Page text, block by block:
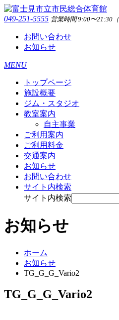
049-251-5555 営業時間 9:00〜21:30
お問い合わせ
お知らせ
MENU
トップページ
施設概要
ジム・スタジオ
教室案内
自主事業
ご利用案内
ご利用料金
交通案内
お知らせ
お問い合わせ
サイト内検索
サイト内検索
お知らせ
ホーム
お知らせ
TG_G_G_Vario2
TG_G_G_Vario2